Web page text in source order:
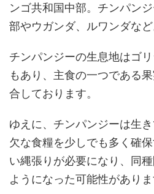
ンゴ共和国中部。チンパン
部やウガンダ、ルワンダなど
チンパンジーの生息地はゴ
もあり、主食の一つである
合しております。
ゆえに、チンパンジーは生
欠な食糧を少しでも多く確
い縄張りが必要になり、同
ようになった可能性がありま